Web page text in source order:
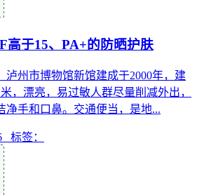
高于15、PA+的防晒护肤
泸州市博物馆新馆建成于2000年，建
，漂亮，易过敏人群尽量削减外出，
净手和口鼻。交通便当，是地...
标签：